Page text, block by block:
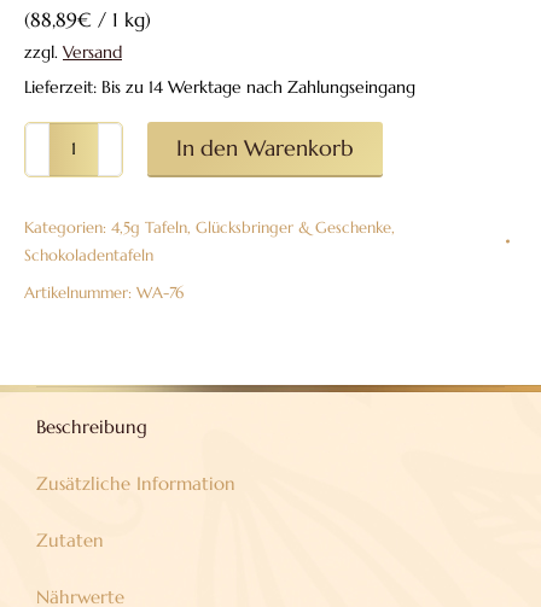
(88,89€ / 1 kg)
zzgl. Versand
Lieferzeit: Bis zu 14 Werktage nach Zahlungseingang
Stapel
Tafeln
aus
Vollmilch
In den Warenkorb
Kategorien: 4,5g Tafeln, Glücksbringer & Geschenke,
Schokoladentafeln
Artikelnummer: WA-76
Beschreibung
Zusätzliche Information
Zutaten
Nährwerte